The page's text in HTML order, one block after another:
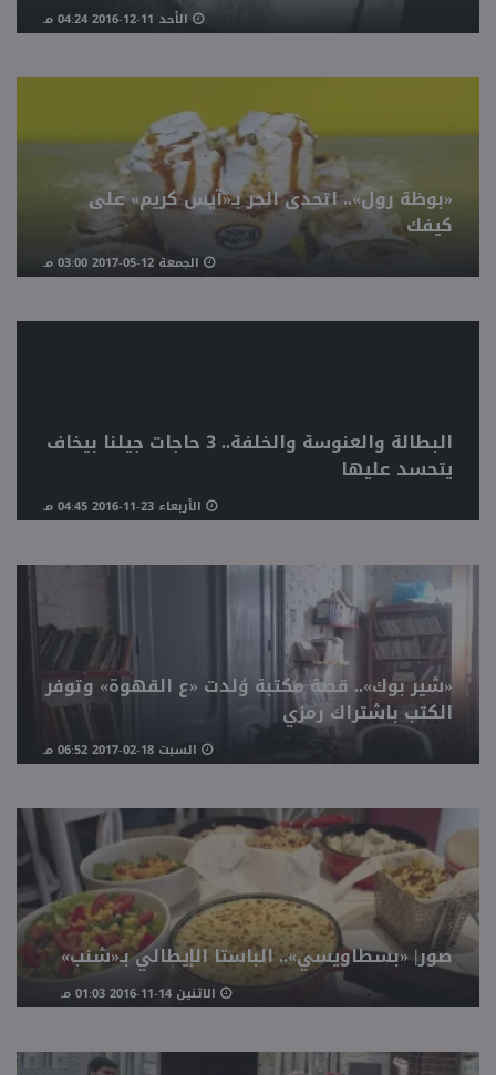
الأحد 11-12-2016 04:24 مـ
«بوظة رول».. اتحدى الحر بـ«آيس كريم» على
كيفك
الجمعة 12-05-2017 03:00 مـ
البطالة والعنوسة والخلفة.. 3 حاجات جيلنا بيخاف
يتحسد عليها
الأربعاء 23-11-2016 04:45 مـ
«شير بوك».. قصة مكتبة وُلدت «ع القهوة» وتوفر
الكتب باشتراك رمزي
السبت 18-02-2017 06:52 مـ
صور| «بسطاويسي».. الباستا الإيطالي بـ«شنب»
الاثنين 14-11-2016 01:03 مـ